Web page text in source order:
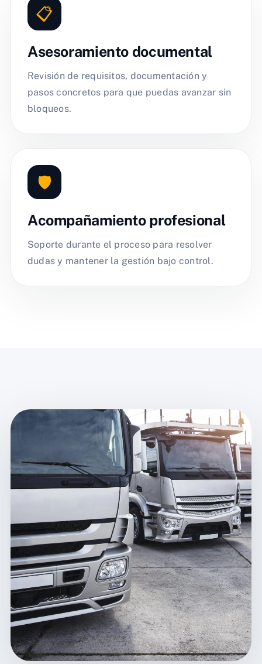
📋
Asesoramiento documental
Revisión de requisitos, documentación y
pasos concretos para que puedas avanzar sin
bloqueos.
🛡️
Acompañamiento profesional
Soporte durante el proceso para resolver
dudas y mantener la gestión bajo control.